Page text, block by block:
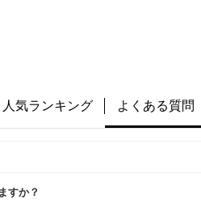
人気ランキング よくある質
すか？